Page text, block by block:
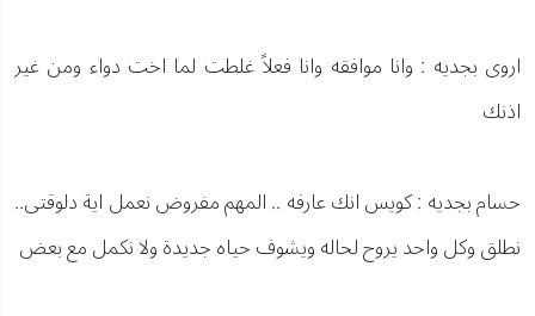
اروى بجديه : وانا موافقه وانا فعلاً غلطت لما اخت دواء ومن غير
اذنك
حسام بجديه : كويس انك عارفه .. المهم مفروض نعمل اية دلوقتى..
نطلق وكل واحد يروح لحاله ويشوف حياه جديدة ولا نكمل مع بعض